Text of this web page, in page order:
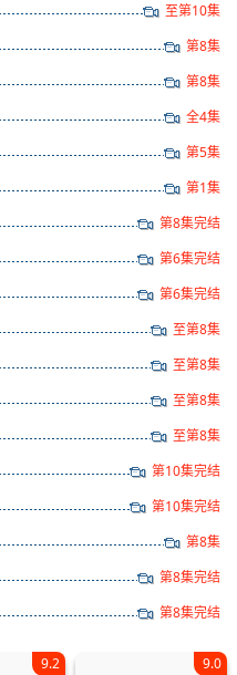
至第10集
第8集
第8集
全4集
第5集
第1集
第8集完结
第6集完结
第6集完结
至第8集
至第8集
至第8集
至第8集
第10集完结
第10集完结
第8集
第8集完结
第8集完结
9.2 9.0